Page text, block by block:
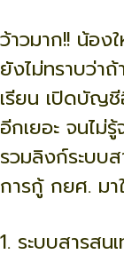
ว้าวมาก!! น้อง
ยังไม่ทราบว่า
เรียน เปิดบัญ
อีกเยอะ จนไม่
รวมลิงก์ระบบ
การกู้ กยศ. มา
1. ระบบสารสน